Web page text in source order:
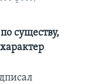
существу,